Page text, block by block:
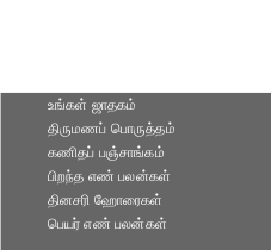
உங்கள் ஜாதகம்
திருமணப் பொருத்தம்
கணிதப் பஞ்சாங்கம்
பிறந்த எண் பலன்கள்
தினசரி ஹோரைகள்
பெயர் எண் பலன்கள்